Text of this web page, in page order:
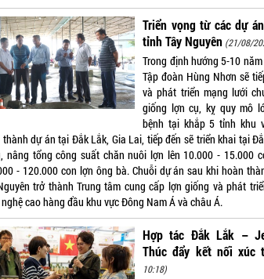
Triển vọng từ các dự
tỉnh Tây Nguyên (21/08/
Trong định hướng 5-10
Tập đoàn Hùng Nhơn sẽ
và phát triển mạng lưới
giống lợn cụ, kỵ quy mô
bệnh tại khắp 5 tỉnh khu
dự án tại Đắk Lắk, Gia Lai, tiếp đến sẽ triển khai tại
nâng tổng công suất chăn nuôi lợn lên 10.000 - 15.000
- 120.000 con lợn ông bà. Chuỗi dự án sau khi hoàn
trở thành Trung tâm cung cấp lợn giống và phát
cao hàng đầu khu vực Đông Nam Á và châu Á.
Hợp tác Đắk Lắk –
Thúc đẩy kết nối xúc
10:18)